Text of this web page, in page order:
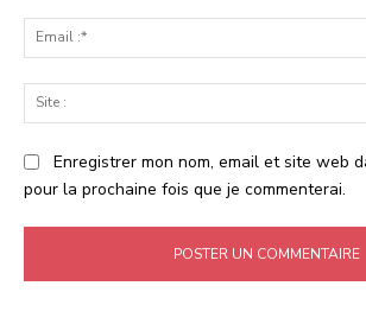
Enregistrer mon nom, email et site web
pour la prochaine fois que je commenterai.